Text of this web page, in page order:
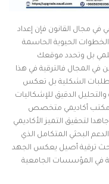
في مجال القانون فإن إعداد
الحيوية الحاسمة
بل وتحدد موقعك
في المجال فالترقية في هذا
الشكلية بل تعكس
الدقيق للإشكاليات
مكتب أكاديمي متخصص
لتحقيق التميز الأكاديمي
البحثي المتكامل الذي
بحث ترقية أصيل يعكس الجهد
في المؤسسات الجامعية